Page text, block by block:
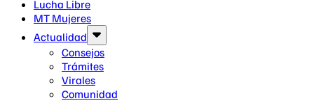
Lucha Libre
MT Mujeres
Actualidad
Consejos
Trámites
Virales
Comunidad